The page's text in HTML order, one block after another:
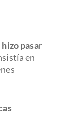
pasar
en